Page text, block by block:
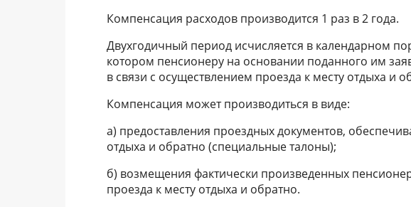
Компенсация расходов производится 1 раз в 2 года.
Двухгодичный период исчисляется в календарном
котором пенсионеру на основании поданного им
в связи с осуществлением проезда к месту отдыха и
Компенсация может производиться в виде:
а) предоставления проездных документов,
отдыха и обратно (специальные талоны);
б) возмещения фактически произведенных
проезда к месту отдыха и обратно.